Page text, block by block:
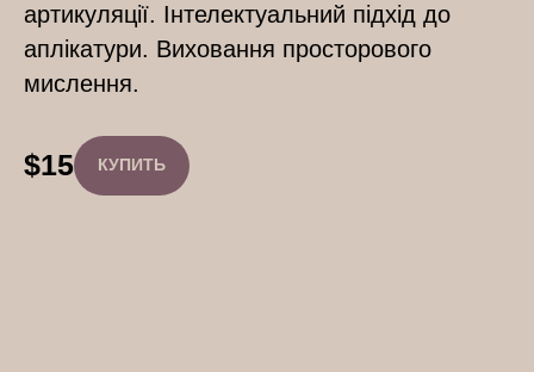
артикуляції. Інтелектуальний підхід до
аплікатури. Виховання просторового
мислення.
$15 КУПИТЬ